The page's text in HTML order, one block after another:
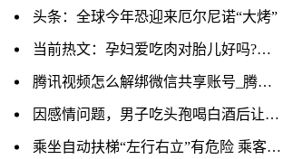
头条：全球今年恐迎来厄尔尼诺“大烤”
当前热文：孕妇爱吃肉对胎儿好吗?会不会出现巨大儿呢?
腾讯视频怎么解绑微信共享账号_腾讯视频怎么解绑手机号
因感情问题，男子吃头孢喝白酒后让女子吃头孢，两次强奸女子并残忍烧伤女子，被检方提起公诉 焦点速看
乘坐自动扶梯“左行右立”有危险 乘客不能太有“素质”|当前聚焦